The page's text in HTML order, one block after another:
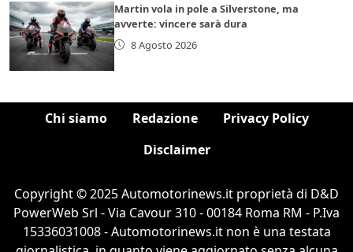
Martin vola in pole a Silverstone, ma
avverte: vincere sarà dura
8 Agosto 2026
Chi siamo Redazione
Privacy Policy
Disclaimer
Copyright © 2025 Automotorinews.it proprietà di D&D
PowerWeb Srl - Via Cavour 310 - 00184 Roma RM - P.Iva
15336031008 - Automotorinews.it non è una testata